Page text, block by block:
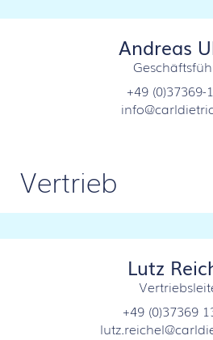
Andreas
+49 (0)37369-
Vertrieb
Lutz
+49 (0)37369